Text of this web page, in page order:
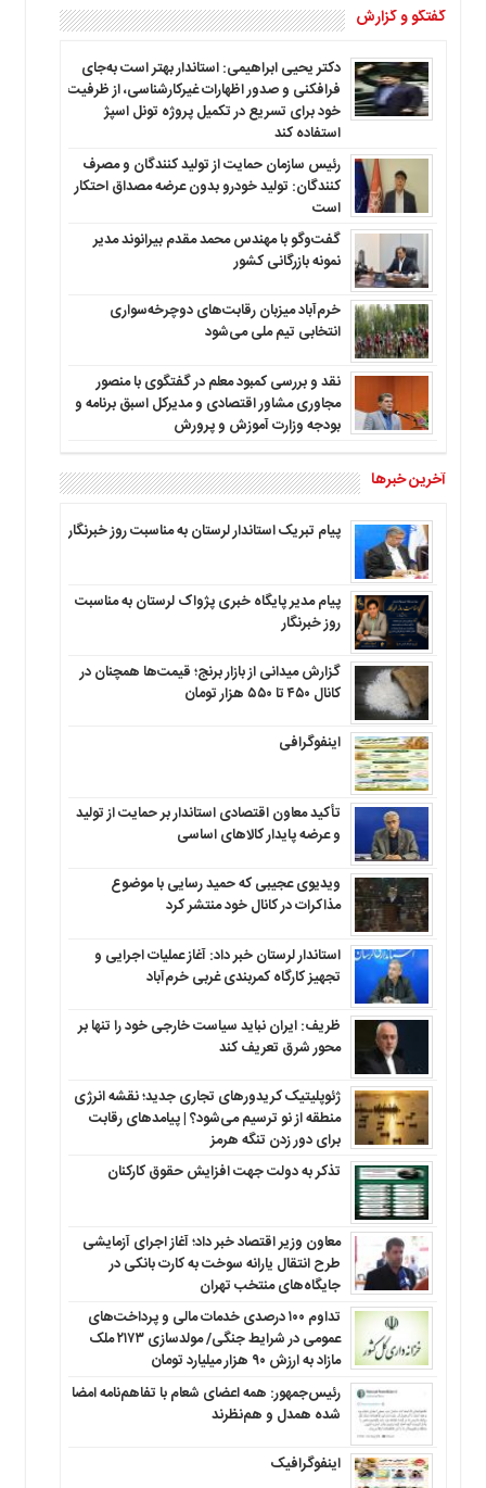
گفتگو و گزارش
دکتر یحیی ابراهیمی: استاندار بهتر است به‌جای
فرافکنی و صدور اظهارات غیرکارشناسی، از ظرفیت
خود برای تسریع در تکمیل پروژه تونل اسپژ
استفاده کند
رئیس سازمان حمایت از تولید کنندگان و مصرف
کنندگان: تولید خودرو بدون عرضه مصداق احتکار
است
گفت‌وگو با مهندس محمد مقدم بیرانوند مدیر
نمونه بازرگانی کشور
خرم‌آباد میزبان رقابت‌های دوچرخه‌سواری
انتخابی تیم ملی می‌شود
نقد و بررسی کمبود معلم در گفتگوی با منصور
مجاوری مشاور اقتصادی و مدیرکل اسبق برنامه و
بودجه وزارت آموزش و پرورش
آخرین خبرها
پیام تبریک استاندار لرستان به‌ مناسبت روز خبرنگار
پیام مدیر پایگاه خبری پژواک لرستان به مناسبت
روز خبرنگار
گزارش میدانی از بازار برنج؛ قیمت‌ها همچنان در
کانال ۴۵۰ تا ۵۵۰ هزار تومان
اینفوگرافی
تأکید معاون اقتصادی استاندار بر حمایت از تولید
و عرضه پایدار کالاهای اساسی
ویدیوی عجیبی که حمید رسایی با موضوع
مذاکرات در کانال خود منتشر کرد
استاندار لرستان خبر داد: آغاز عملیات اجرایی و
تجهیز کارگاه کمربندی غربی خرم‌آباد
ظریف: ایران نباید سیاست خارجی خود را تنها بر
محور شرق تعریف کند
ژئوپلیتیک کریدورهای تجاری جدید؛ نقشه انرژی
منطقه‌ از نو ترسیم می‌شود؟ | پیامدهای رقابت
برای دور زدن تنگه هرمز
تذکر به دولت جهت افزایش حقوق کارکنان ‌
معاون وزیر اقتصاد خبر داد؛ آغاز اجرای آزمایشی
طرح انتقال یارانه سوخت به کارت بانکی در
جایگاه‌های منتخب تهران
تداوم ۱۰۰ درصدی خدمات مالی و پرداخت‌های
عمومی در شرایط جنگی/ مولدسازی ۲۱۷۳ ملک
مازاد به ارزش ۹۰ هزار میلیارد تومان
رئیس‌جمهور: همه اعضای شعام با تفاهم‌نامه امضا
شده همدل و هم‌نظرند
اینفوگرافیک